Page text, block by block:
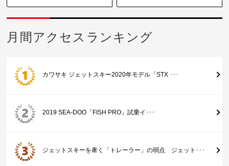
月間アクセスランキング
カワサキ ジェットスキー2020年モデル「STX ･･･
2019 SEA-DOO「FISH PRO」試乗イ･･･
ジェットスキーを牽く「トレーラー」の弱点 ジェット･･･